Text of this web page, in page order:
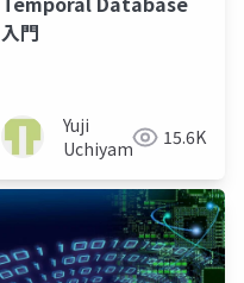
dynamodb
入門
Yuji
Uchiyama
15.6K